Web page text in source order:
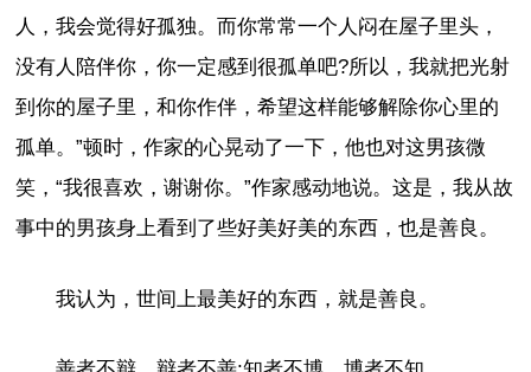
人，我会觉得好孤独。而你常常一个人闷在屋子里头，
没有人陪伴你，你一定感到很孤单吧?所以，我就把光射
到你的屋子里，和你作伴，希望这样能够解除你心里的
孤单。”顿时，作家的心晃动了一下，他也对这男孩微
笑，“我很喜欢，谢谢你。”作家感动地说。这是，我从故
事中的男孩身上看到了些好美好美的东西，也是善良。
我认为，世间上最美好的东西，就是善良。